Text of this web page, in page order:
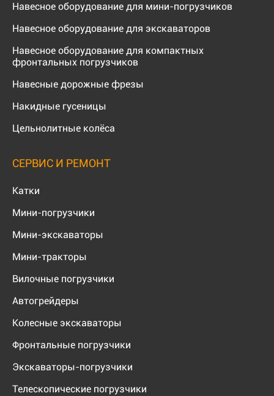
Навесное оборудование для мини-погрузчиков
Навесное оборудование для экскаваторов
Навесное оборудование для компактных
фронтальных погрузчиков
Навесные дорожные фрезы
Накидные гусеницы
Цельнолитные колёса
СЕРВИС И РЕМОНТ
Катки
Мини-погрузчики
Мини-экскаваторы
Мини-тракторы
Вилочные погрузчики
Автогрейдеры
Колесные экскаваторы
Фронтальные погрузчики
Экскаваторы-погрузчики
Телескопические погрузчики